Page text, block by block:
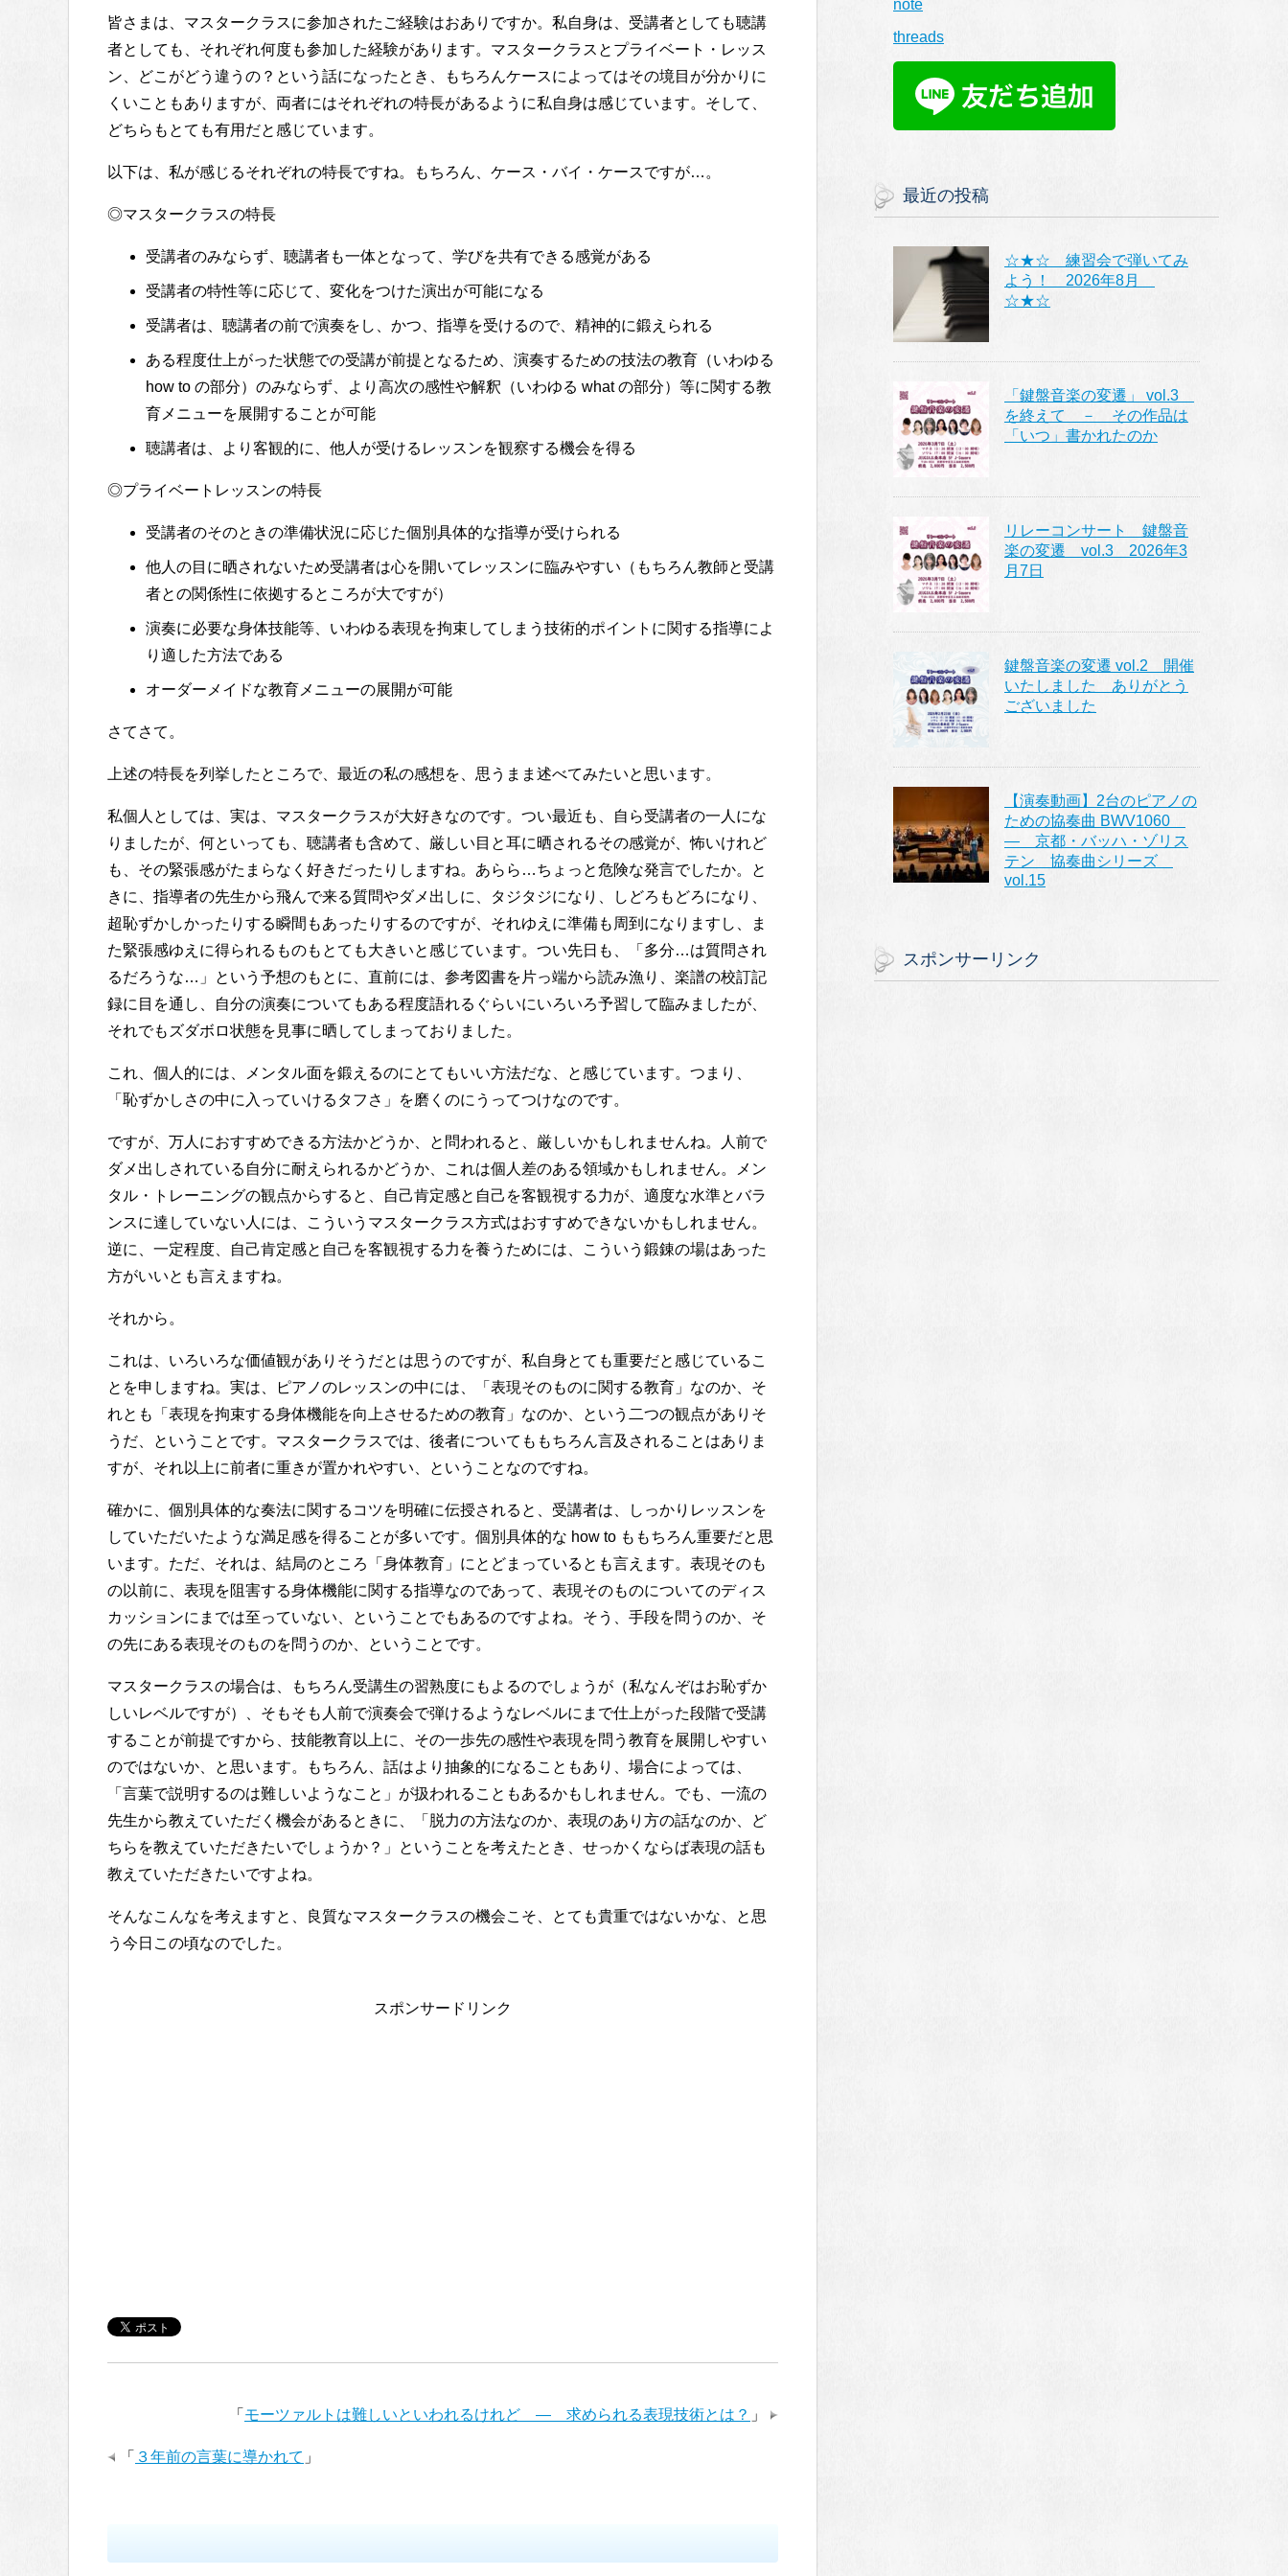
皆さまは、マスタークラスに参加されたご経験はおありですか。私自身は、受講者としても聴講
者としても、それぞれ何度も参加した経験があります。マスタークラスとプライベート・レッス
ン、どこがどう違うの？という話になったとき、もちろんケースによってはその境目が分かりに
くいこともありますが、両者にはそれぞれの特長があるように私自身は感じています。そして、
どちらもとても有用だと感じています。
以下は、私が感じるそれぞれの特長ですね。もちろん、ケース・バイ・ケースですが…。
◎マスタークラスの特長
受講者のみならず、聴講者も一体となって、学びを共有できる感覚がある
受講者の特性等に応じて、変化をつけた演出が可能になる
受講者は、聴講者の前で演奏をし、かつ、指導を受けるので、精神的に鍛えられる
ある程度仕上がった状態での受講が前提となるため、演奏するための技法の教育（いわゆる
how to の部分）のみならず、より高次の感性や解釈（いわゆる what の部分）等に関する教
育メニューを展開することが可能
聴講者は、より客観的に、他人が受けるレッスンを観察する機会を得る
◎プライベートレッスンの特長
受講者のそのときの準備状況に応じた個別具体的な指導が受けられる
他人の目に晒されないため受講者は心を開いてレッスンに臨みやすい（もちろん教師と受講
者との関係性に依拠するところが大ですが）
演奏に必要な身体技能等、いわゆる表現を拘束してしまう技術的ポイントに関する指導によ
り適した方法である
オーダーメイドな教育メニューの展開が可能
さてさて。
上述の特長を列挙したところで、最近の私の感想を、思うまま述べてみたいと思います。
私個人としては、実は、マスタークラスが大好きなのです。つい最近も、自ら受講者の一人にな
りましたが、何といっても、聴講者も含めて、厳しい目と耳に晒されるその感覚が、怖いけれど
も、その緊張感がたまらなく好きだったりしますね。あらら…ちょっと危険な発言でしたか。と
きに、指導者の先生から飛んで来る質問やダメ出しに、タジタジになり、しどろもどろになり、
超恥ずかしかったりする瞬間もあったりするのですが、それゆえに準備も周到になりますし、ま
た緊張感ゆえに得られるものもとても大きいと感じています。つい先日も、「多分…は質問され
るだろうな…」という予想のもとに、直前には、参考図書を片っ端から読み漁り、楽譜の校訂記
録に目を通し、自分の演奏についてもある程度語れるぐらいにいろいろ予習して臨みましたが、
それでもズダボロ状態を見事に晒してしまっておりました。
これ、個人的には、メンタル面を鍛えるのにとてもいい方法だな、と感じています。つまり、
「恥ずかしさの中に入っていけるタフさ」を磨くのにうってつけなのです。
ですが、万人におすすめできる方法かどうか、と問われると、厳しいかもしれませんね。人前で
ダメ出しされている自分に耐えられるかどうか、これは個人差のある領域かもしれません。メン
タル・トレーニングの観点からすると、自己肯定感と自己を客観視する力が、適度な水準とバラ
ンスに達していない人には、こういうマスタークラス方式はおすすめできないかもしれません。
逆に、一定程度、自己肯定感と自己を客観視する力を養うためには、こういう鍛錬の場はあった
方がいいとも言えますね。
それから。
これは、いろいろな価値観がありそうだとは思うのですが、私自身とても重要だと感じているこ
とを申しますね。実は、ピアノのレッスンの中には、「表現そのものに関する教育」なのか、そ
れとも「表現を拘束する身体機能を向上させるための教育」なのか、という二つの観点がありそ
うだ、ということです。マスタークラスでは、後者についてももちろん言及されることはありま
すが、それ以上に前者に重きが置かれやすい、ということなのですね。
確かに、個別具体的な奏法に関するコツを明確に伝授されると、受講者は、しっかりレッスンを
していただいたような満足感を得ることが多いです。個別具体的な how to ももちろん重要だと思
います。ただ、それは、結局のところ「身体教育」にとどまっているとも言えます。表現そのも
の以前に、表現を阻害する身体機能に関する指導なのであって、表現そのものについてのディス
カッションにまでは至っていない、ということでもあるのですよね。そう、手段を問うのか、そ
の先にある表現そのものを問うのか、ということです。
マスタークラスの場合は、もちろん受講生の習熟度にもよるのでしょうが（私なんぞはお恥ずか
しいレベルですが）、そもそも人前で演奏会で弾けるようなレベルにまで仕上がった段階で受講
することが前提ですから、技能教育以上に、その一歩先の感性や表現を問う教育を展開しやすい
のではないか、と思います。もちろん、話はより抽象的になることもあり、場合によっては、
「言葉で説明するのは難しいようなこと」が扱われることもあるかもしれません。でも、一流の
先生から教えていただく機会があるときに、「脱力の方法なのか、表現のあり方の話なのか、ど
ちらを教えていただきたいでしょうか？」ということを考えたとき、せっかくならば表現の話も
教えていただきたいですよね。
そんなこんなを考えますと、良質なマスタークラスの機会こそ、とても貴重ではないかな、と思
う今日この頃なのでした。
スポンサードリンク
「 モーツァルトは難しいといわれるけれど ― 求められる表現技術とは？ 」
「 ３年前の言葉に導かれて 」
note
threads
最近の投稿
☆★☆ 練習会で弾いてみ
よう！ 2026年8月
☆★☆
「鍵盤音楽の変遷」 vol.3
を終えて － その作品は
「いつ」書かれたのか
リレーコンサート 鍵盤音
楽の変遷 vol.3 2026年3
月7日
鍵盤音楽の変遷 vol.2 開催
いたしました ありがとう
ございました
【演奏動画】2台のピアノの
ための協奏曲 BWV1060
― 京都・バッハ・ゾリス
テン 協奏曲シリーズ
vol.15
スポンサーリンク